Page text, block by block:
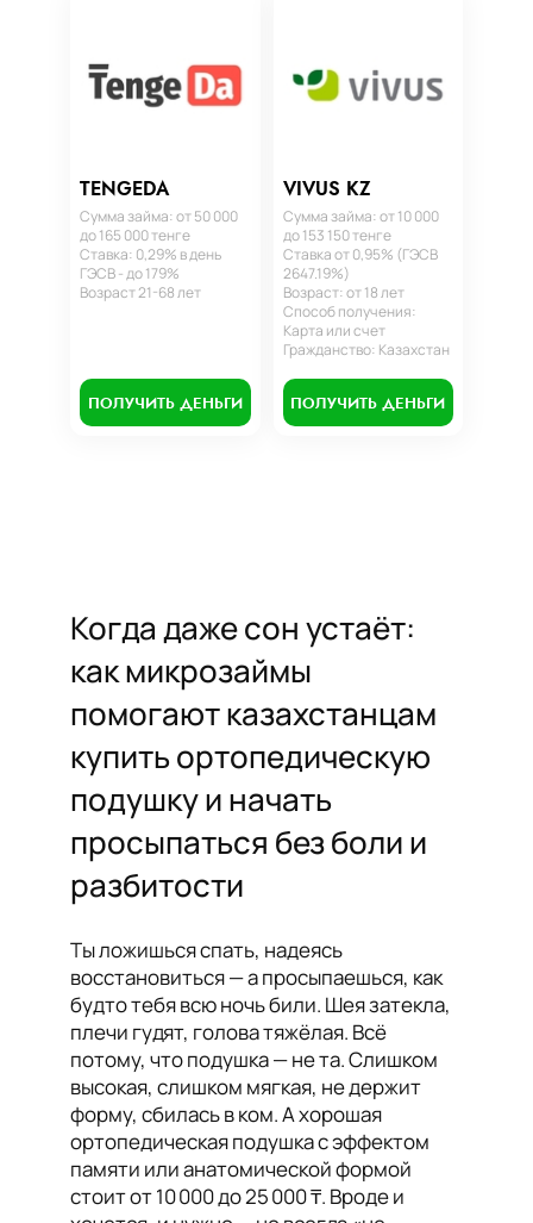
TENGEDA
Сумма займа: от 50 000
до 165 000 тенге
Ставка: 0,29% в день
ГЭСВ - до 179%
Возраст 21-68 лет
ПОЛУЧИТЬ ДЕНЬГИ
VIVUS KZ
Сумма займа: от 10 000
до 153 150 тенге
Ставка от 0,95% (ГЭСВ
2647.19%)
Возраст: от 18 лет
Способ получения:
Карта или счет
Гражданство: Казахстан
ПОЛУЧИТЬ ДЕНЬГИ
Когда даже сон устаёт:
как микрозаймы
помогают казахстанцам
купить ортопедическую
подушку и начать
просыпаться без боли и
разбитости
Ты ложишься спать, надеясь
восстановиться — а просыпаешься, как
будто тебя всю ночь били. Шея затекла,
плечи гудят, голова тяжёлая. Всё
потому, что подушка — не та. Слишком
высокая, слишком мягкая, не держит
форму, сбилась в ком. А хорошая
ортопедическая подушка с эффектом
памяти или анатомической формой
стоит от 10 000 до 25 000 ₸. Вроде и